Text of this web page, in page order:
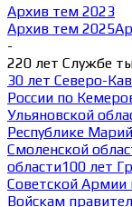
Архив тем 2023
Архив тем 2025
-
220 лет Службе
30 лет Северо-
России по
Ульяновской
Республике
Смоленской
области100 лет
Советской Армии
Войскам